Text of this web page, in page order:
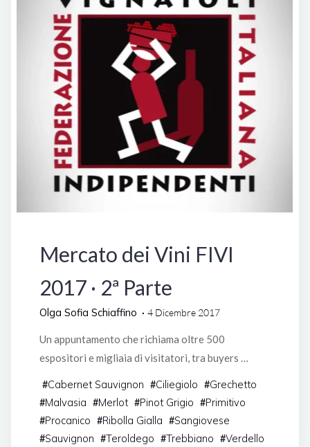
Mercato dei Vini FIVI
2017 · 2ª Parte
Olga Sofia Schiaffino 4 Dicembre 2017
Un appuntamento che richiama oltre 500
espositori e migliaia di visitatori, tra buyers …
#Cabernet Sauvignon #Ciliegiolo #Grechetto
#Malvasia #Merlot #Pinot Grigio #Primitivo
#Procanico #Ribolla Gialla #Sangiovese
#Sauvignon #Teroldego #Trebbiano #Verdello